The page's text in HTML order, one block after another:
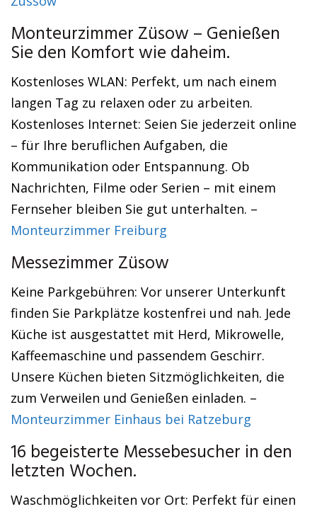
Monteurzimmer Züsow – Genießen
Sie den Komfort wie daheim.
Kostenloses WLAN: Perfekt, um nach einem
langen Tag zu relaxen oder zu arbeiten.
Kostenloses Internet: Seien Sie jederzeit online
– für Ihre beruflichen Aufgaben, die
Kommunikation oder Entspannung. Ob
Nachrichten, Filme oder Serien – mit einem
Fernseher bleiben Sie gut unterhalten. –
Monteurzimmer Freiburg
Messezimmer Züsow
Keine Parkgebühren: Vor unserer Unterkunft
finden Sie Parkplätze kostenfrei und nah. Jede
Küche ist ausgestattet mit Herd, Mikrowelle,
Kaffeemaschine und passendem Geschirr.
Unsere Küchen bieten Sitzmöglichkeiten, die
zum Verweilen und Genießen einladen. –
Monteurzimmer Einhaus bei Ratzeburg
16 begeisterte Messebesucher in den
letzten Wochen.
Waschmöglichkeiten vor Ort: Perfekt für einen